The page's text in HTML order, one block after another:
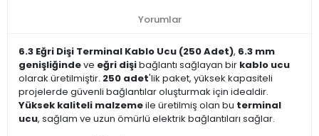
Yorumlar
6.3 Eğri Dişi Terminal Kablo Ucu (250 Adet), 6.3 mm
genişliğindeve eğri dişibağlantı sağlayan bir kablo ucu
olarak üretilmiştir. 250 adet'lik paket, yüksek kapasiteli
projelerde güvenli bağlantılar oluşturmak için idealdir.
Yüksek kaliteli malzemeile üretilmiş olan bu terminal
ucu, sağlam ve uzun ömürlü elektrik bağlantıları sağlar.